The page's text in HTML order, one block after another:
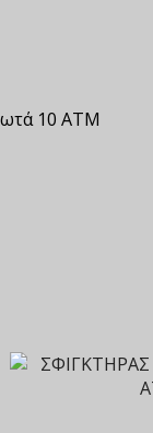
10 ΑΤΜ